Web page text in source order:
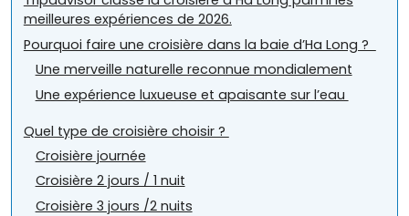
meilleures expériences de 2026.
Pourquoi faire une croisière dans la baie d’Ha Long ?
Une merveille naturelle reconnue mondialement
Une expérience luxueuse et apaisante sur l’eau
Quel type de croisière choisir ?
Croisière journée
Croisière 2 jours / 1 nuit
Croisière 3 jours /2 nuits